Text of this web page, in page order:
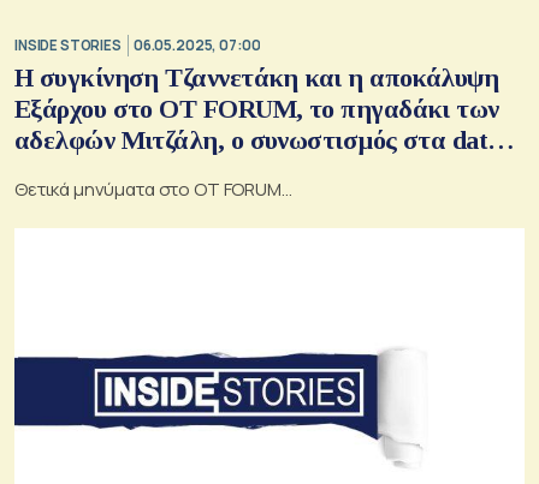
INSIDE STORIES 06.05.2025, 07:00
Η συγκίνηση Τζαννετάκη και η αποκάλυψη
Εξάρχου στο OT FORUM, το πηγαδάκι των
αδελφών Μιτζάλη, ο συνωστισμός στα data
Μυλωνάς
Θετικά μηνύματα στο OT FORUM…